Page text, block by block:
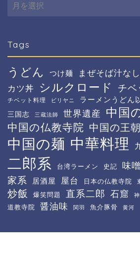
Tags
うどん つけ麺 まぜそば汁な
カツ丼 シルクロード チベ
チベット料理 ビリヤニ ラーメンうどん
三国志 三蔵法師 世界遺産 中国
中国の仏教寺院 中国の王朝
中国の麺 中華料理
二郎系 台湾ラーメン 史記 味噌
家系 居酒屋 屋台 日本の仏教寺院
炒飯 爆笑問題 直系二郎 石窟
道教寺院 醤油味 関羽 魚介豚骨 黄河